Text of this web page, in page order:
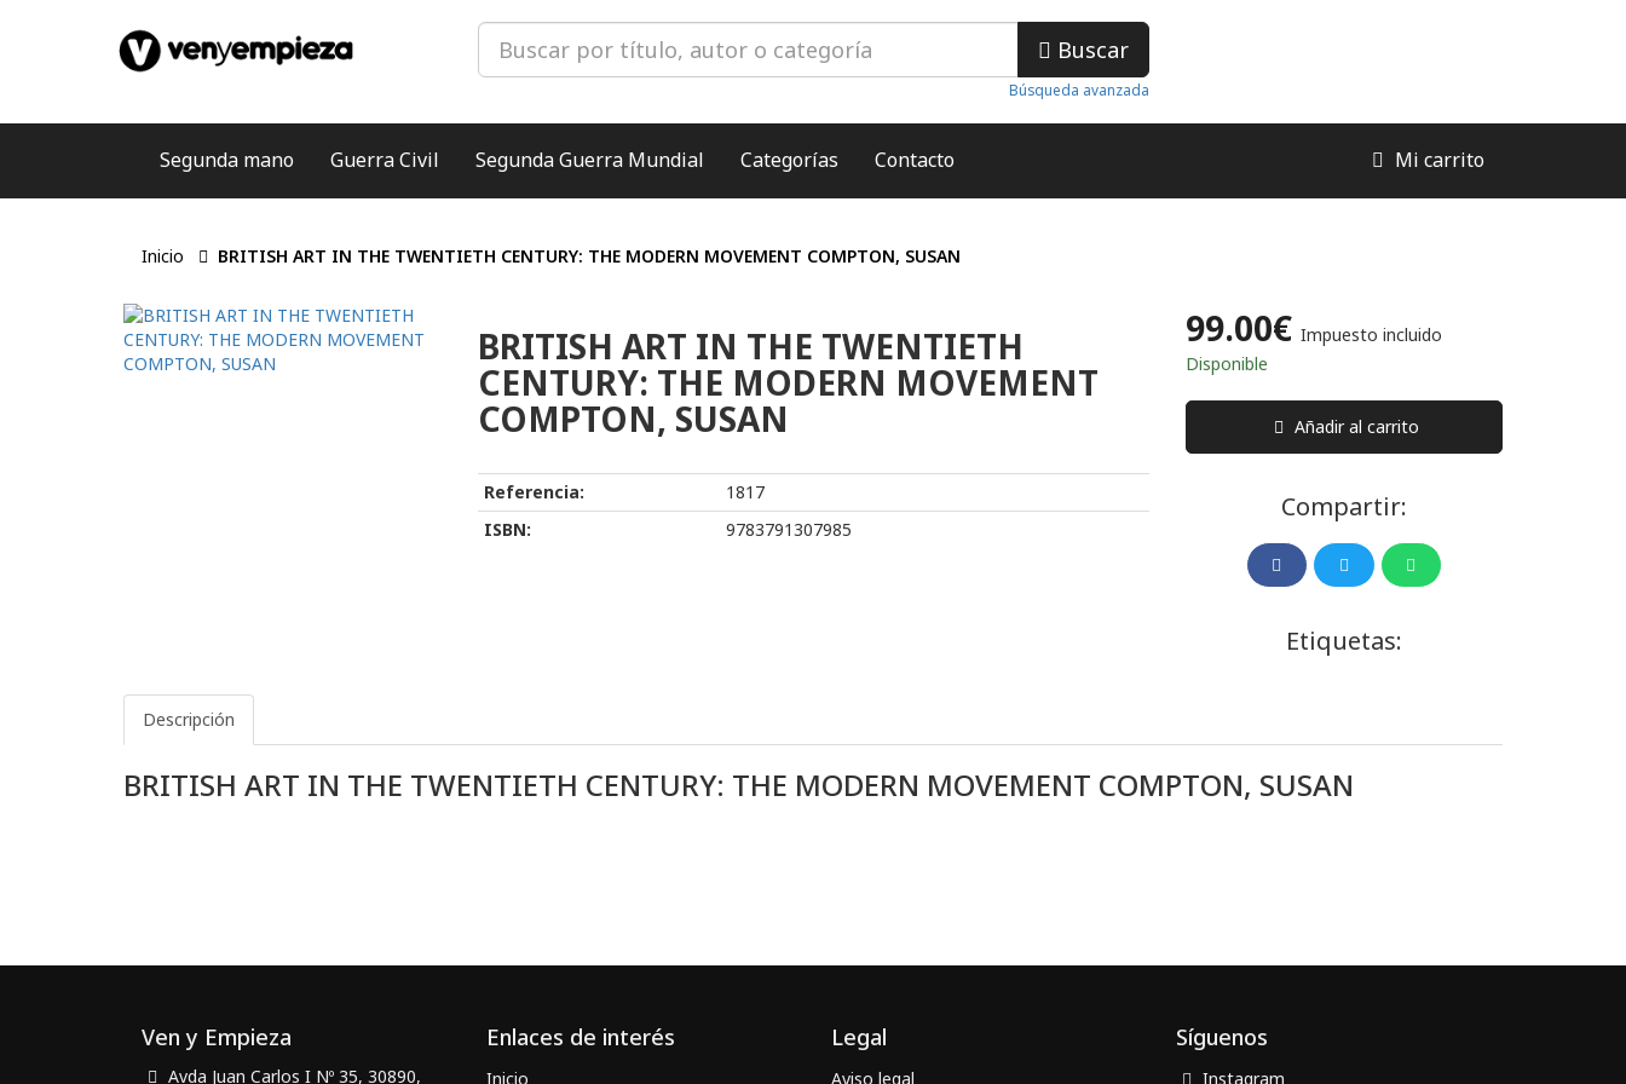
Buscar
Búsqueda avanzada
Segunda mano Guerra Civil Segunda Guerra Mundial Categorías Contacto Mi carrito
Inicio BRITISH ART IN THE TWENTIETH CENTURY: THE MODERN MOVEMENT COMPTON, SUSAN
BRITISH ART IN THE TWENTIETH
CENTURY: THE MODERN MOVEMENT
COMPTON, SUSAN
Referencia:
1817
ISBN:
9783791307985
99.00€ Impuesto incluido
Disponible
Añadir al carrito
Compartir:
Etiquetas:
Descripción
BRITISH ART IN THE TWENTIETH CENTURY: THE MODERN MOVEMENT COMPTON, SUSAN
Ven y Empieza
Avda Juan Carlos I Nº 35, 30890,
Enlaces de interés
Inicio
Legal
Aviso legal
Síguenos
Instagram